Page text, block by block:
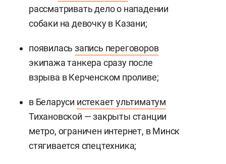
рассматривать дело о нападении
собаки на девочку в Казани;
появиласьзапись переговоров
экипажа танкера сразу после
взрыва в Керченском проливе;
в Беларуси истекает ультиматум
Тихановской — закрыты станции
метро, ограничен интернет, в Минск
стягивается спецтехника;